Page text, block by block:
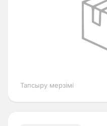
Тапсыру мерзімі